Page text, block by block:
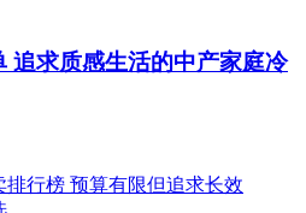
追求质感生活的中产家庭冷